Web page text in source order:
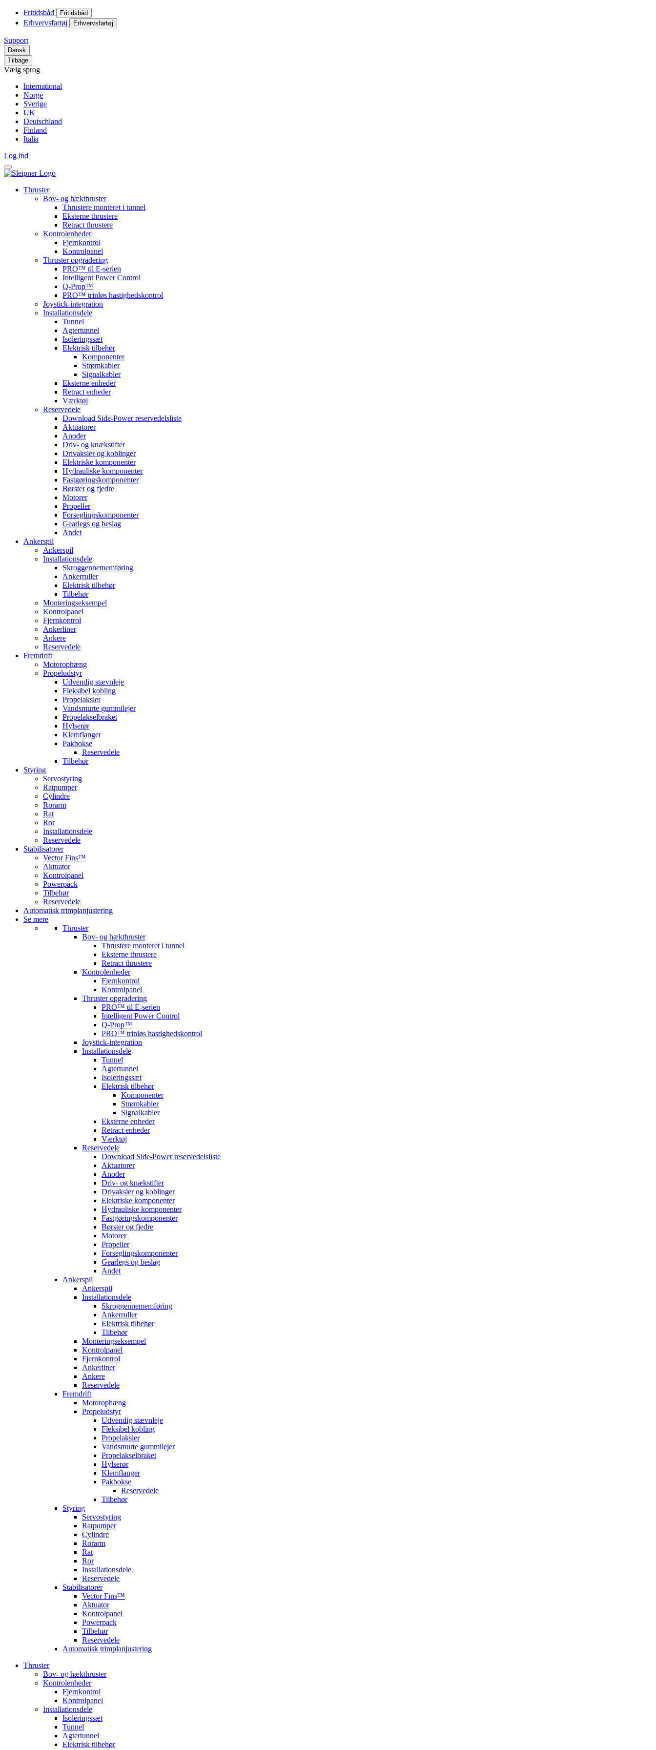
Fritidsbåd Fritidsbåd
Erhvervsfartøj Erhvervsfartøj
Support
Dansk
Tilbage
Vælg sprog
International
Norge
Sverige
UK
Deutschland
Finland
Italia
Log ind
Thruster
Bov- og hækthruster
Thrustere monteret i tunnel
Eksterne thrustere
Retract thrustere
Kontrolenheder
Fjernkontrol
Kontrolpanel
Thruster opgradering
PRO™ til E-serien
Intelligent Power Control
Q-Prop™
PRO™ trinløs hastighedskontrol
Joystick-integration
Installationsdele
Tunnel
Agtertunnel
Isoleringssæt
Elektrisk tilbehør
Komponenter
Strømkabler
Signalkabler
Eksterne enheder
Retract enheder
Værktøj
Reservedele
Download Side-Power reservedelsliste
Aktuatorer
Anoder
Driv- og knækstifter
Drivaksler og koblinger
Elektriske komponenter
Hydrauliske komponenter
Fastgøringskomponenter
Børster og fjedre
Motorer
Propeller
Forseglingskomponenter
Gearlegs og beslag
Andet
Ankerspil
Ankerspil
Installationsdele
Skroggennememføring
Ankerruller
Elektrisk tilbehør
Tilbehør
Monteringseksempel
Kontrolpanel
Fjernkontrol
Ankerliner
Ankere
Reservedele
Fremdrift
Motorophæng
Propeludstyr
Udvendig stævnleje
Fleksibel kobling
Propelaksler
Vandsmurte gummilejer
Propelakselbraket
Hylserør
Klemflanger
Pakbokse
Reservedele
Tilbehør
Styring
Servostyring
Ratpumper
Cylindre
Rorarm
Rat
Ror
Installationsdele
Reservedele
Stabilisatorer
Vector Fins™
Aktuator
Kontrolpanel
Powerpack
Tilbehør
Reservedele
Automatisk trimplanjustering
Se mere
Thruster
Bov- og hækthruster
Thrustere monteret i tunnel
Eksterne thrustere
Retract thrustere
Kontrolenheder
Fjernkontrol
Kontrolpanel
Thruster opgradering
PRO™ til E-serien
Intelligent Power Control
Q-Prop™
PRO™ trinløs hastighedskontrol
Joystick-integration
Installationsdele
Tunnel
Agtertunnel
Isoleringssæt
Elektrisk tilbehør
Komponenter
Strømkabler
Signalkabler
Eksterne enheder
Retract enheder
Værktøj
Reservedele
Download Side-Power reservedelsliste
Aktuatorer
Anoder
Driv- og knækstifter
Drivaksler og koblinger
Elektriske komponenter
Hydrauliske komponenter
Fastgøringskomponenter
Børster og fjedre
Motorer
Propeller
Forseglingskomponenter
Gearlegs og beslag
Andet
Ankerspil
Ankerspil
Installationsdele
Skroggennememføring
Ankerruller
Elektrisk tilbehør
Tilbehør
Monteringseksempel
Kontrolpanel
Fjernkontrol
Ankerliner
Ankere
Reservedele
Fremdrift
Motorophæng
Propeludstyr
Udvendig stævnleje
Fleksibel kobling
Propelaksler
Vandsmurte gummilejer
Propelakselbraket
Hylserør
Klemflanger
Pakbokse
Reservedele
Tilbehør
Styring
Servostyring
Ratpumper
Cylindre
Rorarm
Rat
Ror
Installationsdele
Reservedele
Stabilisatorer
Vector Fins™
Aktuator
Kontrolpanel
Powerpack
Tilbehør
Reservedele
Automatisk trimplanjustering
Thruster
Bov- og hækthruster
Kontrolenheder
Fjernkontrol
Kontrolpanel
Installationsdele
Isoleringssæt
Tunnel
Agtertunnel
Elektrisk tilbehør